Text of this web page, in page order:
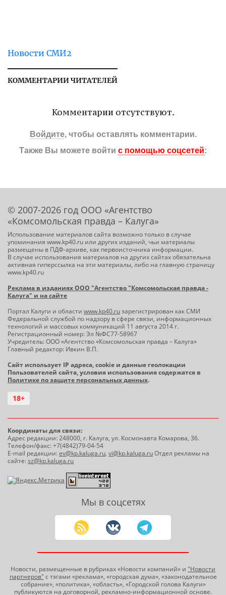
Новости СМИ2
КОММЕНТАРИИ ЧИТАТЕЛЕЙ
Комментарии отсутствуют.
Войдите, чтобы оставлять комментарии.
Также Вы можете войти с помощью соцсетей:
© 2007-2026 год ООО «Агентство
«Комсомольская правда – Калуга»
Использование материалов сайта возможно только в случае
упоминания www.kp40.ru или других изданий, чьи материалы
размещены в ПДФ-архиве, как первоисточника информации.
В случае использования материалов на других сайтах обязательна
активная гиперссылка на эти материалы, либо на главную страницу
www.kp40.ru
Реклама в изданиях ООО "Агентство "Комсомольская правда -
Калуга" и на сайте
Портал Калуги и области www.kp40.ruзарегистрирован как СМИ
Федеральной службой по надзору в сфере связи, информационных
технологий и массовых коммуникаций 11 августа 2014 г.
Регистрационный номер: Эл №ФС77-58967
Учредитель: ООО «Агентство «Комсомольская правда – Калуга»
Главный редактор: Ивкин В.П.
Сайт использует IP адреса, cookie и данные геолокации
Пользователей сайта, условия использования содержатся в
Политике по защите персональных данных.
18+
Координаты для связи:
Адрес редакции: 248000, г. Калуга, ул. Космонавта Комарова, 36.
Телефон/факс: +7(4842)79-04-54
E-mail редакции:ev@kp.kaluga.ru, vi@kp.kaluga.ruОтдел рекламы на
сайте:sz@kp.kaluga.ru
Мы в соцсетях
Новости, размещенные в рубриках «Новости компаний» и "Новости
партнеров" с тэгами «реклама», «городская дума», «законодательное
собрание», «политика», «область», «Городской голова Калуги»
публикуются на договорной, рекламно-информационной основе.